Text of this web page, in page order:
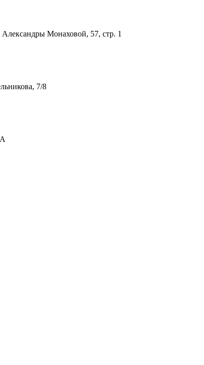
Монаховой, 57, стр. 1
7/8